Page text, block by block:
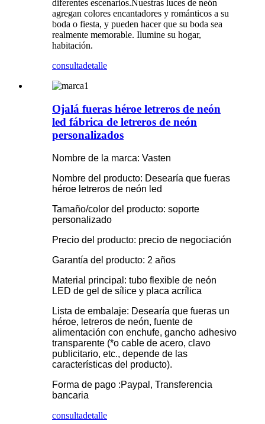
diferentes escenarios.Nuestras luces de neón
agregan colores encantadores y románticos a su
boda o fiesta, y pueden hacer que su boda sea
realmente memorable. Ilumine su hogar,
habitación.
consultadetalle
Ojalá fueras héroe letreros de neón
led fábrica de letreros de neón
personalizados
Nombre de la marca: Vasten
Nombre del producto: Desearía que fueras
héroe letreros de neón led
Tamaño/color del producto: soporte
personalizado
Precio del producto: precio de negociación
Garantía del producto: 2 años
Material principal: tubo flexible de neón
LED de gel de sílice y placa acrílica
Lista de embalaje: Desearía que fueras un
héroe, letreros de neón, fuente de
alimentación con enchufe, gancho adhesivo
transparente (*o cable de acero, clavo
publicitario, etc., depende de las
características del producto).
Forma de pago :Paypal, Transferencia
bancaria
consultadetalle